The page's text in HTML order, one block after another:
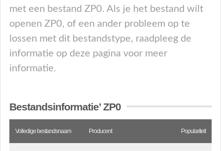
met een bestand ZP0. Als je het bestand wilt
openen ZP0, of een ander probleem op te
lossen met dit bestandstype, raadpleeg de
informatie op deze pagina voor meer
informatie.
Bestandsinformatie’ ZP0
Volledige bestandsnaam Producent Populariteit